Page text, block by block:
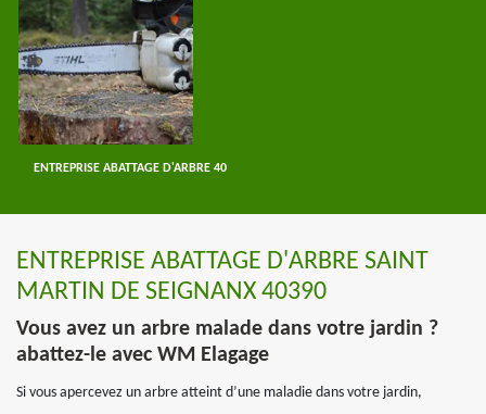
ENTREPRISE ABATTAGE D'ARBRE 40
ENTREPRISE ABATTAGE D'ARBRE SAINT
MARTIN DE SEIGNANX 40390
Vous avez un arbre malade dans votre jardin ?
abattez-le avec WM Elagage
Si vous apercevez un arbre atteint d’une maladie dans votre jardin,